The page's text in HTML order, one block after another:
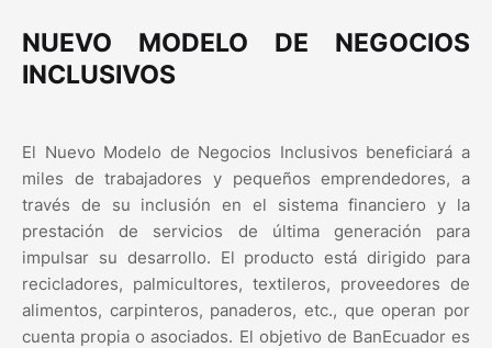
NUEVO MODELO DE NEGOCIOS
INCLUSIVOS
El Nuevo Modelo de Negocios Inclusivos beneficiará a
miles de trabajadores y pequeños emprendedores, a
través de su inclusión en el sistema financiero y la
prestación de servicios de última generación para
impulsar su desarrollo. El producto está dirigido para
recicladores, palmicultores, textileros, proveedores de
alimentos, carpinteros, panaderos, etc., que operan por
cuenta propia o asociados. El objetivo de BanEcuador es